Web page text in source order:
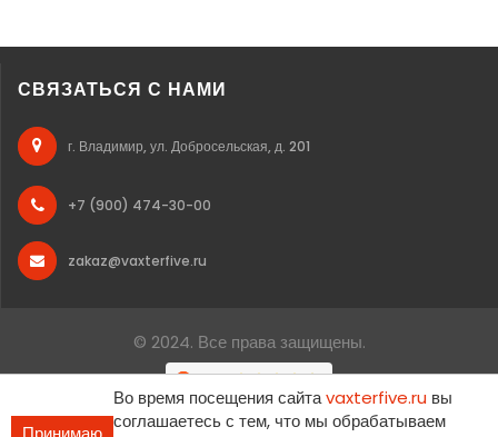
СВЯЗАТЬСЯ С НАМИ
г. Владимир, ул. Добросельская, д. 201
+7 (900) 474-30-00
zakaz@vaxterfive.ru
© 2024. Все права защищены.
Во время посещения сайтаvaxterfive.ru вы
соглашаетесь с тем, что мы обрабатываем